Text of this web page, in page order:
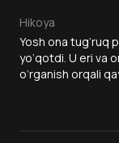
Hikoya
Yosh ona tug‘ruq
yo‘qotdi. U eri va
o‘rganish orqali